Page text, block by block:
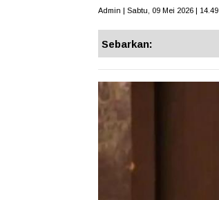
Admin | Sabtu, 09 Mei 2026 | 14.49
Sebarkan: